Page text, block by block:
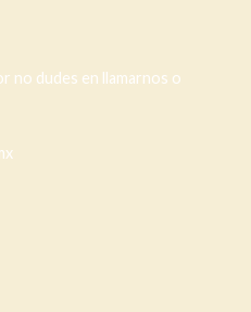
no dudes en llamarnos o